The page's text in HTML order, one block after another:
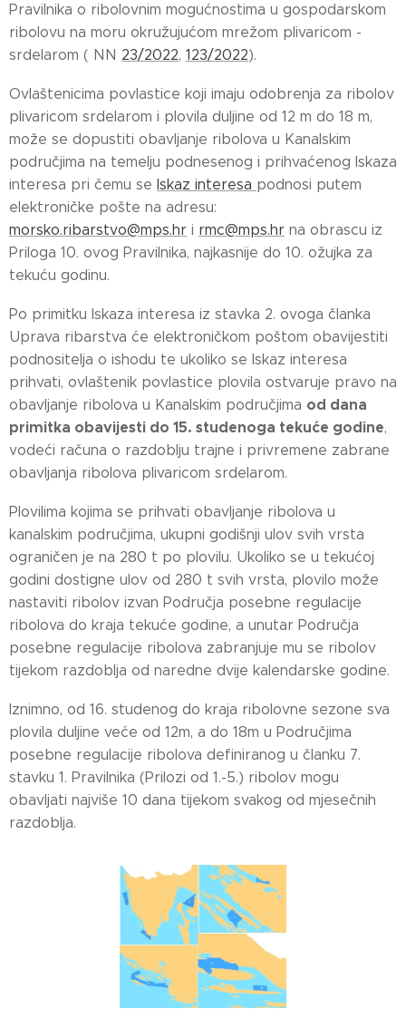
Pravilnika o ribolovnim mogućnostima u gospodarskom
ribolovu na moru okružujućom mrežom plivaricom -
srdelarom ( NN 23/2022, 123/2022).
Ovlaštenicima povlastice koji imaju odobrenja za ribolov
plivaricom srdelarom i plovila duljine od 12 m do 18 m,
može se dopustiti obavljanje ribolova u Kanalskim
područjima na temelju podnesenog i prihvaćenog Iskaza
interesa pri čemu se Iskaz interesa podnosi putem
elektroničke pošte na adresu:
morsko.ribarstvo@mps.hr i rmc@mps.hr na obrascu iz
Priloga 10. ovog Pravilnika, najkasnije do 10. ožujka za
tekuću godinu.
Po primitku Iskaza interesa iz stavka 2. ovoga članka
Uprava ribarstva će elektroničkom poštom obavijestiti
podnositelja o ishodu te ukoliko se Iskaz interesa
prihvati, ovlaštenik povlastice plovila ostvaruje pravo na
obavljanje ribolova u Kanalskim područjima od dana
primitka obavijesti do 15. studenoga tekuće godine,
vodeći računa o razdoblju trajne i privremene zabrane
obavljanja ribolova plivaricom srdelarom.
Plovilima kojima se prihvati obavljanje ribolova u
kanalskim područjima, ukupni godišnji ulov svih vrsta
ograničen je na 280 t po plovilu. Ukoliko se u tekućoj
godini dostigne ulov od 280 t svih vrsta, plovilo može
nastaviti ribolov izvan Područja posebne regulacije
ribolova do kraja tekuće godine, a unutar Područja
posebne regulacije ribolova zabranjuje mu se ribolov
tijekom razdoblja od naredne dvije kalendarske godine.
Iznimno, od 16. studenog do kraja ribolovne sezone sva
plovila duljine veće od 12m, a do 18m u Područjima
posebne regulacije ribolova definiranog u članku 7.
stavku 1. Pravilnika (Prilozi od 1.-5.) ribolov mogu
obavljati najviše 10 dana tijekom svakog od mjesečnih
razdoblja.